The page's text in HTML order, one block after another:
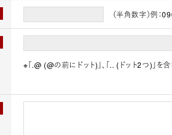
（半角数字）例：
※「.@ (@の前にドット)」、「.. (ドット2つ)」